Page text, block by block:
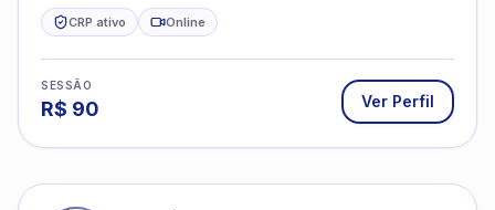
CRP ativo Online
SESSÃO
R$ 90 Ver Perfil